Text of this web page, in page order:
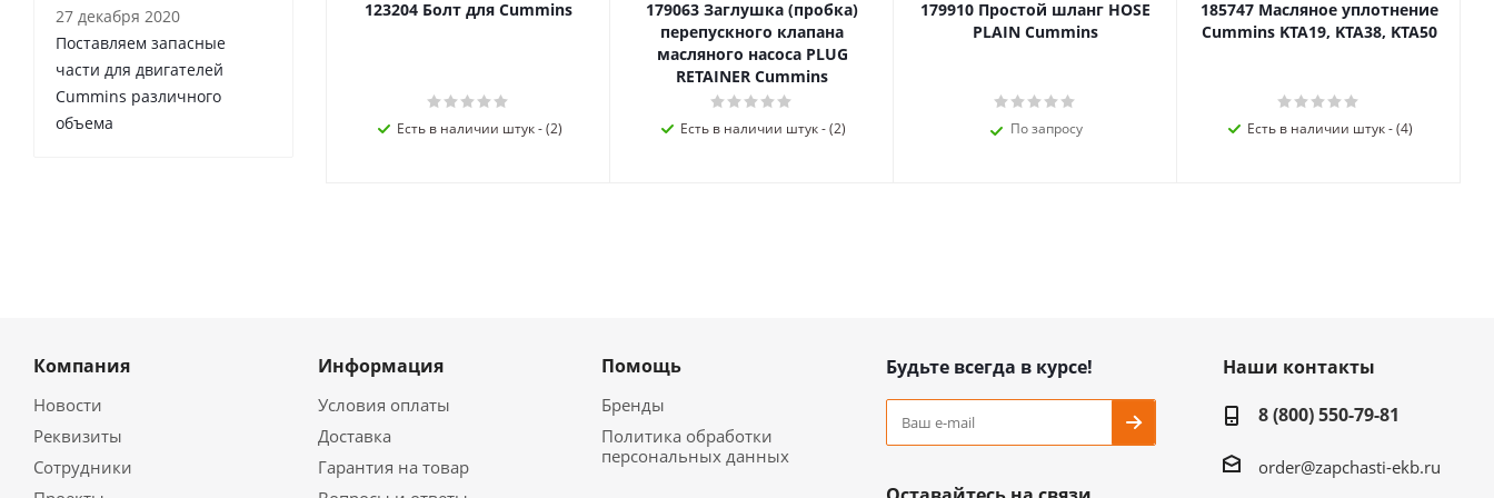
123204 Болт для Cummins
Есть в наличии штук - (2)
179063 Заглушка (пробка)
перепускного клапана
масляного насоса PLUG
RETAINER Cummins
Есть в наличии штук - (2)
179910 Простой шланг HOSE
PLAIN Cummins
По запросу
185747 Масляное уплотнение
Cummins KTA19, KTA38, KTA50
Есть в наличии штук - (4)
27 декабря 2020
Поставляем запасные
части для двигателей
Cummins различного
объема
Компания
Новости
Реквизиты
Сотрудники
Информация
Условия оплаты
Доставка
Гарантия на товар
Помощь
Бренды
Политика обработки
персональных данных
Будьте всегда в курсе!
Наши контакты
8 (800) 550-79-81
order@zapchasti-ekb.ru